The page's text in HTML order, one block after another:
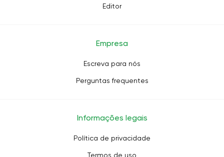
Editor
Empresa
Escreva para nós
Perguntas frequentes
Informações legais
Política de privacidade
Termos de uso